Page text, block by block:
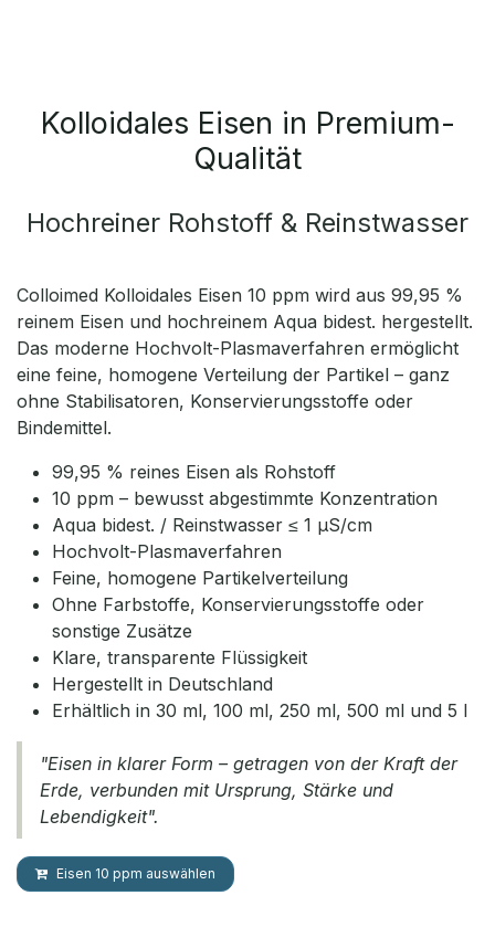
Kolloidales Eisen in Premium-
Qualität
Hochreiner Rohstoff & Reinstwasser
Colloimed Kolloidales Eisen 10 ppm wird aus 99,95 %
reinem Eisen und hochreinem Aqua bidest. hergestellt.
Das moderne Hochvolt-Plasmaverfahren ermöglicht
eine feine, homogene Verteilung der Partikel – ganz
ohne Stabilisatoren, Konservierungsstoffe oder
Bindemittel.
99,95 % reines Eisen als Rohstoff
10 ppm – bewusst abgestimmte Konzentration
Aqua bidest. / Reinstwasser ≤ 1 µS/cm
Hochvolt-Plasmaverfahren
Feine, homogene Partikelverteilung
Ohne Farbstoffe, Konservierungsstoffe oder
sonstige Zusätze
Klare, transparente Flüssigkeit
Hergestellt in Deutschland
Erhältlich in 30 ml, 100 ml, 250 ml, 500 ml und 5 l
"Eisen in klarer Form – getragen von der Kraft der
Erde, verbunden mit Ursprung, Stärke und
Lebendigkeit".
Eisen 10 ppm auswählen